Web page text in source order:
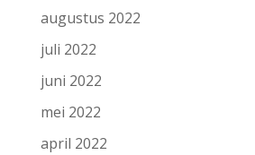
augustus 2022
juli 2022
juni 2022
mei 2022
april 2022